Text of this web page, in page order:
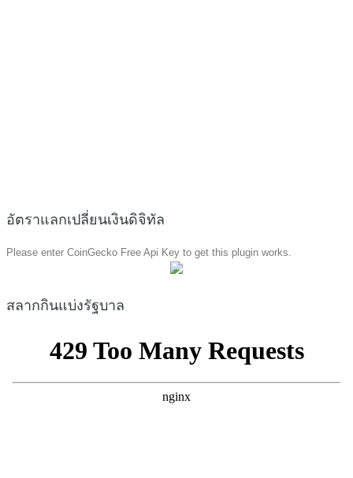
อัตราแลกเปลี่ยนเงินดิจิทัล
Please enter CoinGecko Free Api Key to get this plugin works.
สลากกินแบ่งรัฐบาล